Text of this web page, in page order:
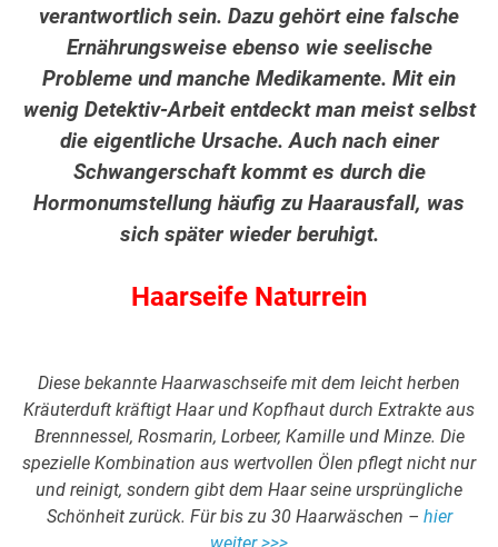
verantwortlich sein. Dazu gehört eine falsche
Ernährungsweise ebenso wie seelische
Probleme und manche Medikamente. Mit ein
wenig Detektiv-Arbeit entdeckt man meist selbst
die eigentliche Ursache. Auch nach einer
Schwangerschaft kommt es durch die
Hormonumstellung häufig zu Haarausfall, was
sich später wieder beruhigt.
Haarseife Naturrein
Diese bekannte Haarwaschseife mit dem leicht herben
Kräuterduft kräftigt Haar und Kopfhaut durch Extrakte aus
Brennnessel, Rosmarin, Lorbeer, Kamille und Minze. Die
spezielle Kombination aus wertvollen Ölen pflegt nicht nur
und reinigt, sondern gibt dem Haar seine ursprüngliche
Schönheit zurück. Für bis zu 30 Haarwäschen – hier